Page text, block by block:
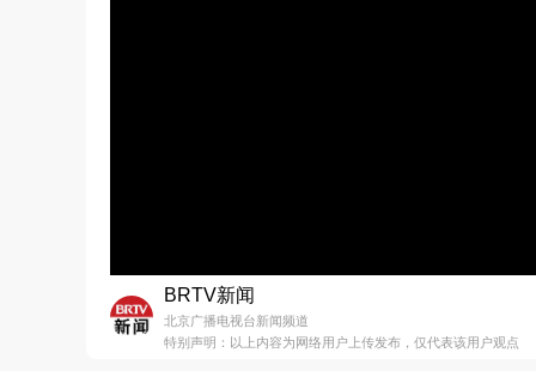
BRTV新闻
北京广播电视台新闻频道
特别声明：以上内容为网络用户上传发布，仅代表该用户观点